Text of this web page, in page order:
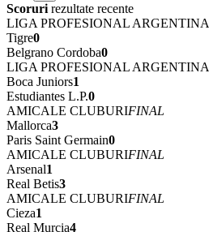
Scoruri rezultate recente
LIGA PROFESIONAL ARGENTINA
Tigre0
Belgrano Cordoba0
LIGA PROFESIONAL ARGENTINA
Boca Juniors1
Estudiantes L.P.0
AMICALE CLUBURIFINAL
Mallorca3
Paris Saint Germain0
AMICALE CLUBURIFINAL
Arsenal1
Real Betis3
AMICALE CLUBURIFINAL
Cieza1
Real Murcia4